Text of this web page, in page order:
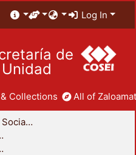
Log In
de
Unidad
Collections All of
División de Ciencias Sociales y Humanidades
Posgrado